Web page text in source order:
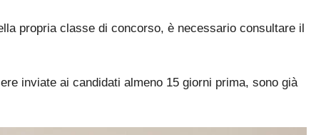
propria classe di concorso, è necessario consultare il
inviate ai candidati almeno 15 giorni prima, sono già